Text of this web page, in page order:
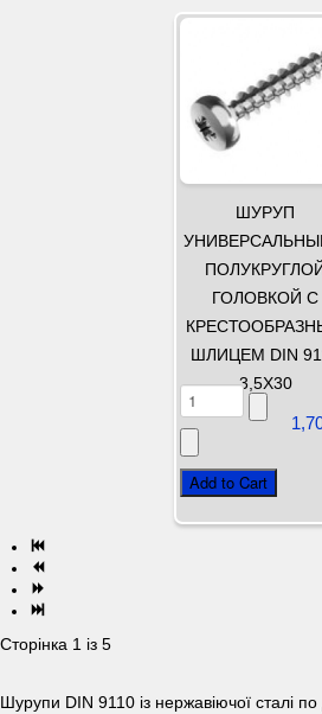
ШУРУП
ГОЛОВКОЙ С
ШЛИЦЕМ DIN
3,5Х30
Сторінка 1 із 5
Шурупи DIN 9110 із нержавіючої сталі